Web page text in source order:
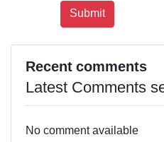
Recent comments
Latest Comments
No comment available